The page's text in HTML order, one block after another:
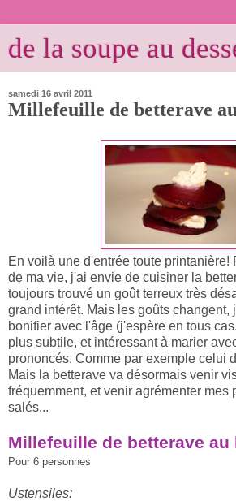
de la soupe au
samedi 16 avril 2011
Millefeuille de betterave
En voilà une d'entrée toute printanière!
de ma vie, j'ai envie de cuisiner la
toujours trouvé un goût terreux très
grand intérêt. Mais les goûts changent,
bonifier avec l'âge (j'espère en tous
plus subtile, et intéressant à marier
prononcés. Comme par exemple celui
Mais la betterave va désormais venir
fréquemment, et venir agrémenter mes
salés...
Millefeuille de betterave au
Pour 6 personnes
Ustensiles: